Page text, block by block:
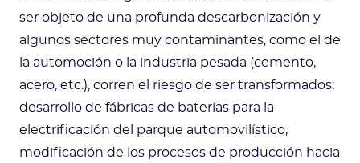
ser objeto de una profunda descarbonización y
algunos sectores muy contaminantes, como el de
la automoción o la industria pesada (cemento,
acero, etc.), corren el riesgo de ser transformados:
desarrollo de fábricas de baterías para la
electrificación del parque automovilístico,
modificación de los procesos de producción hacia